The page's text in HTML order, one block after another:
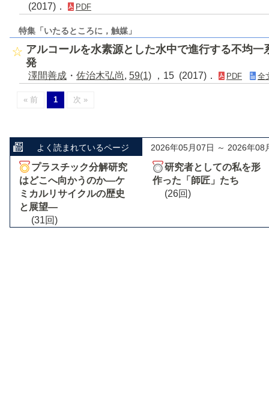
(2017)．
PDF
特集「いたるところに，触媒」
アルコールを水素源とした水中で進行する不均
発
澤間善成 ・ 佐治木弘尚, 59(1) ，15 (2017)． PDF 全
« 前 1 次 »
よく読まれているページ 2026年05月07日 ～ 2026年08
プラスチック分解研究
はどこへ向かうのか―ケ
ミカルリサイクルの歴史
と展望―
(31回)
研究者としての私を形
作った「師匠」たち
(26回)